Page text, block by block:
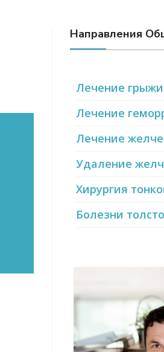
Направления
Лечение грыжи
Лечение
Лечение
Удаление
Хирургия
Болезни